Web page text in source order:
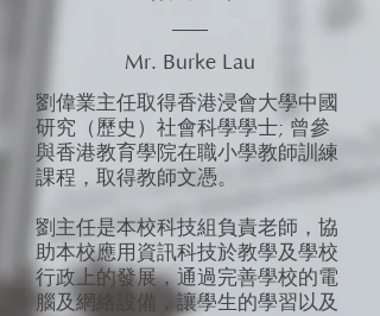
Mr. Burke Lau
劉偉業主任取得香港浸會大學中國
研究（歷史）社會科學學士; 曾參
與香港教育學院在職小學教師訓練
課程，取得教師文憑。
劉主任是本校科技組負責老師，協
助本校應用資訊科技於教學及學校
行政上的發展，通過完善學校的電
腦及網絡設備，讓學生的學習以及